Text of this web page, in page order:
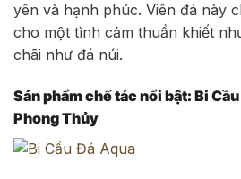
yên và hạnh phúc. Viên đá này
cho một tình cảm thuần khiết
chãi như đá núi.
Sản phẩm chế tác nổi bật: Bi
Phong Thủy